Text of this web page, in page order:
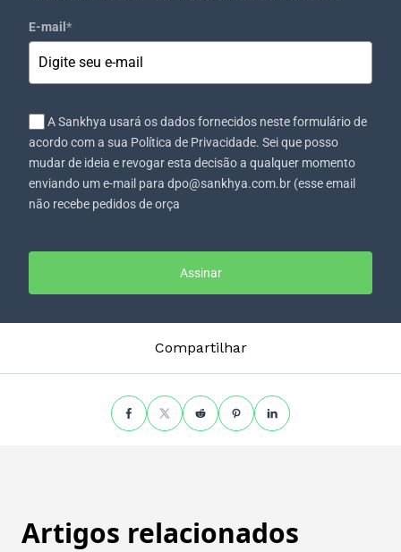
E-mail *
A Sankhya usará os dados fornecidos neste formulário de
acordo com a sua Política de Privacidade. Sei que posso
mudar de ideia e revogar esta decisão a qualquer momento
enviando um e-mail para dpo@sankhya.com.br (esse email
não recebe pedidos de orça
Assinar
Compartilhar
Artigos relacionados